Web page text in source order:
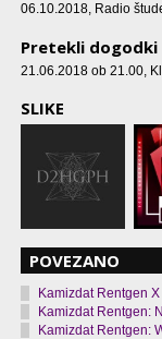
06.10.2018, Radio
Pretekli dogodki
21.06.2018 ob 21.00,
SLIKE
POVEZANO
Kamizdat Rentgen
Kamizdat Rentgen:
Kamizdat Rentgen: